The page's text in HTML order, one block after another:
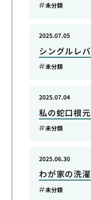
未分類
シングルレ
2025.07.05
未分類
私の蛇口根
2025.07.04
未分類
わが家の洗
2025.06.30
未分類